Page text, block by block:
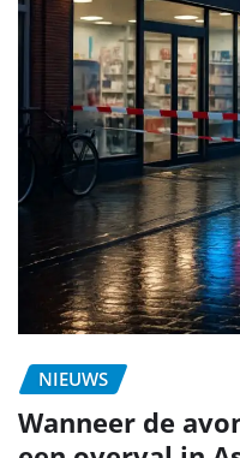
NIEUWS
Wanneer de